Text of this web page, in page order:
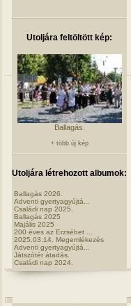
Utoljára feltöltött kép:
Ballagás.
+ több új kép
Utoljára létrehozott albumok:
Ballagás 2026.
Adventi gyertyagyújtá...
Családi nap 2025.
Ballagás 2025
Majális 2025
200 éves az Erzsébet ...
2025.03.14. Megemlékezés
Adventi gyertyagyújtá...
Játszótér átadás.
Családi nap 2024.